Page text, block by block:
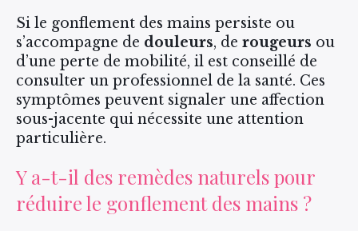
Si le gonflement des mains persiste ou
s’accompagne de douleurs, de rougeurs ou
d’une perte de mobilité, il est conseillé de
consulter un professionnel de la santé. Ces
symptômes peuvent signaler une affection
sous-jacente qui nécessite une attention
particulière.
Y a-t-il des remèdes naturels pour
réduire le gonflement des mains ?